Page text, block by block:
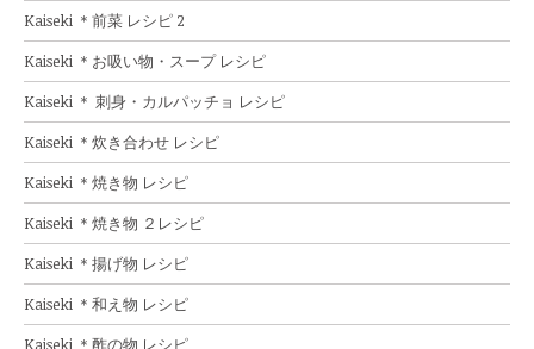
Kaiseki ＊前菜 レシピ 2
Kaiseki ＊お吸い物・スープ レシピ
Kaiseki ＊ 刺身・カルパッチョ レシピ
Kaiseki ＊炊き合わせ レシピ
Kaiseki ＊焼き物 レシピ
Kaiseki ＊焼き物 ２レシピ
Kaiseki ＊揚げ物 レシピ
Kaiseki ＊和え物 レシピ
Kaiseki ＊酢の物 レシピ